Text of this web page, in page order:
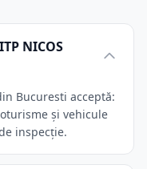
NICOS
Bucuresti acceptă:
și vehicule
inspecție.